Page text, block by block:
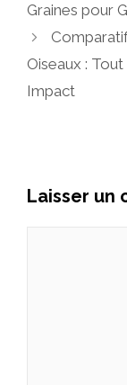
Graines pour
Oiseaux :
Impact
Laisser un